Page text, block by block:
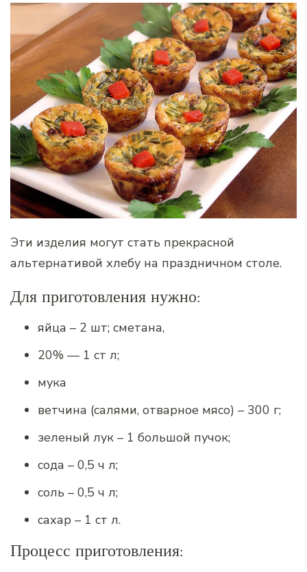
Эти изделия могут стать прекрасной
альтернативой хлебу на праздничном столе.
Для приготовления нужно:
яйца – 2 шт; сметана,
20% — 1 ст л;
мука
ветчина (салями, отварное мясо) – 300 г;
зеленый лук – 1 большой пучок;
сода – 0,5 ч л;
соль – 0,5 ч л;
сахар – 1 ст л.
Процесс приготовления: